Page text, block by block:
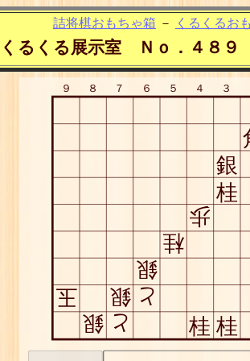
詰将棋おもちゃ箱 － くるくるお
くるくる展示室 Ｎｏ．４８
９ ８ ７ ６ ５ ４ ３
銀
桂
歩
桂
銀
玉
銀 と
銀 と 桂 桂